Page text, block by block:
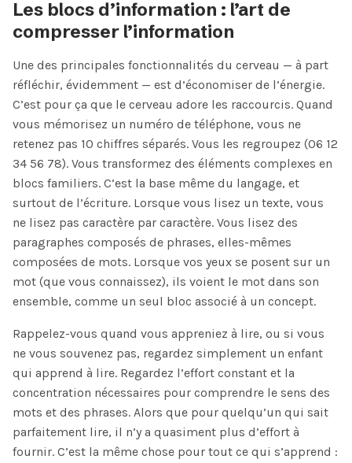
Les blocs d’information : l’art de
compresser l’information
Une des principales fonctionnalités du cerveau — à part
réfléchir, évidemment — est d’économiser de l’énergie.
C’est pour ça que le cerveau adore les raccourcis. Quand
vous mémorisez un numéro de téléphone, vous ne
retenez pas 10 chiffres séparés. Vous les regroupez (06 12
34 56 78). Vous transformez des éléments complexes en
blocs familiers. C’est la base même du langage, et
surtout de l’écriture. Lorsque vous lisez un texte, vous
ne lisez pas caractère par caractère. Vous lisez des
paragraphes composés de phrases, elles-mêmes
composées de mots. Lorsque vos yeux se posent sur un
mot (que vous connaissez), ils voient le mot dans son
ensemble, comme un seul bloc associé à un concept.
Rappelez-vous quand vous appreniez à lire, ou si vous
ne vous souvenez pas, regardez simplement un enfant
qui apprend à lire. Regardez l’effort constant et la
concentration nécessaires pour comprendre le sens des
mots et des phrases. Alors que pour quelqu’un qui sait
parfaitement lire, il n’y a quasiment plus d’effort à
fournir. C’est la même chose pour tout ce qui s’apprend :